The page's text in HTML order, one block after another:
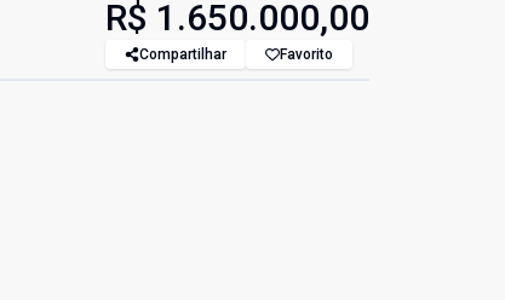
R$ 1.650.000,00
Compartilhar Favorito